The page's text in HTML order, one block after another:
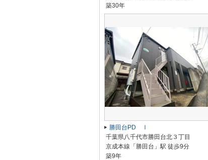
築30年
勝田台PD Ⅰ
千葉県八千代市勝田台北３丁目
京成本線「勝田台」駅 徒歩9分
築9年